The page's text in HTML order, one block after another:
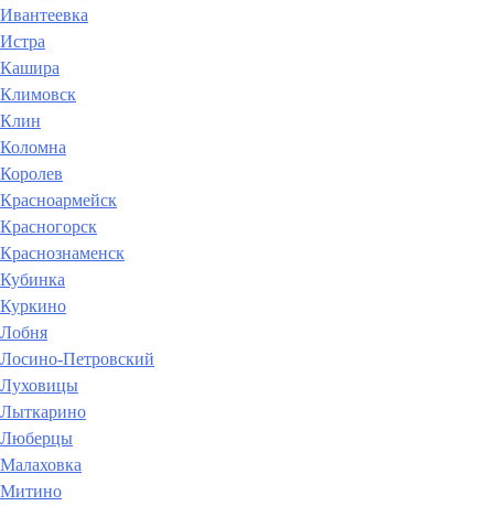
Ивантеевка
Истра
Кашира
Климовск
Клин
Коломна
Королев
Красноармейск
Красногорск
Краснознаменск
Кубинка
Куркино
Лобня
Лосино-Петровский
Луховицы
Лыткарино
Люберцы
Малаховка
Митино